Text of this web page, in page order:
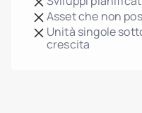
Asset che non
Unità singole
crescita